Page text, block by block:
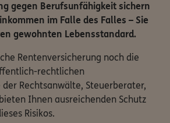
gegen Berufsunfähigkeit sichern
im Falle des Falles – Sie
gewohnten Lebensstandard.
Rentenversicherung noch die
rechtlichen
Rechtsanwälte, Steuerberater,
Ihnen ausreichenden Schutz
Risikos.